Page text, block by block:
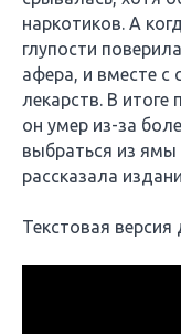
наркотиков. А
глупости
афера, и вместе с
лекарств. В
он умер из-за
выбраться из
рассказала
Текстовая версия